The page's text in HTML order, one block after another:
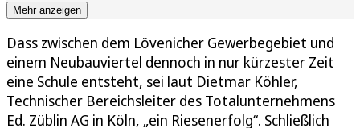
Mehr anzeigen
Dass zwischen dem Lövenicher Gewerbegebiet und
einem Neubauviertel dennoch in nur kürzester Zeit
eine Schule entsteht, sei laut Dietmar Köhler,
Technischer Bereichsleiter des Totalunternehmens
Ed. Züblin AG in Köln, „ein Riesenerfolg“. Schließlich